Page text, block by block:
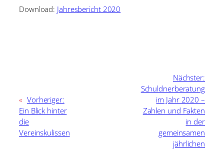
Download: Jahresbericht 2020
« Vorheriger:
Ein Blick hinter
die
Vereinskulissen
Nächster:
Schuldnerberatung
im Jahr 2020 –
Zahlen und Fakten
in der
gemeinsamen
jährlichen